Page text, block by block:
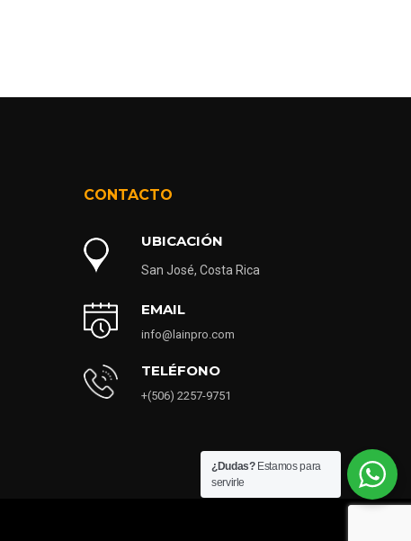
CONTACTO
UBICACIÓN
San José, Costa Rica
EMAIL
info@lainpro.com
TELÉFONO
+(506) 2257-9751
¿Dudas?Estamos para
servirle